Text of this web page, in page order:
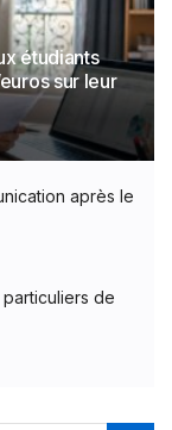
étudiants
sur leur
après le
de